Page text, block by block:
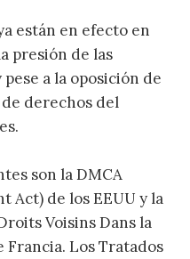
están en efecto en
presión de las
a la oposición de
derechos del
son la DMCA
Act) de los EEUU y la
Voisins Dans la
Francia. Los Tratados